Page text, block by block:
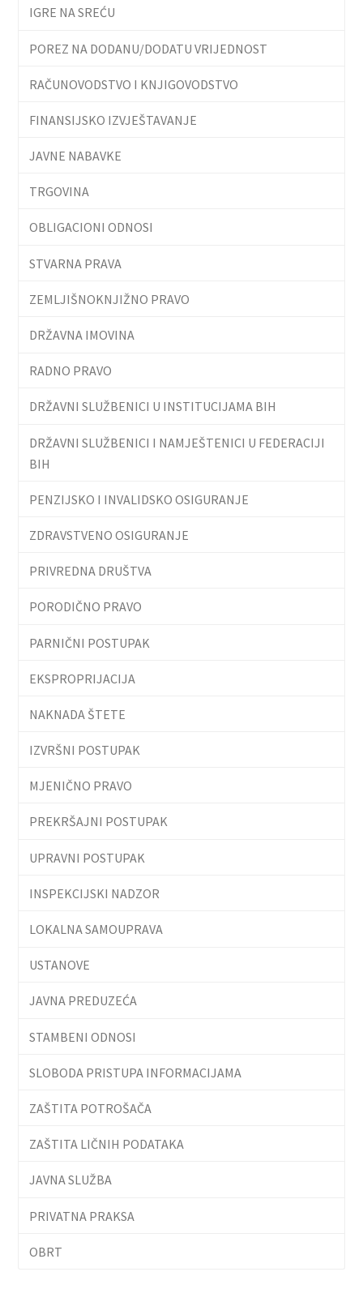
IGRE NA SREĆU
POREZ NA DODANU/DODATU VRIJEDNOST
RAČUNOVODSTVO I KNJIGOVODSTVO
FINANSIJSKO IZVJEŠTAVANJE
JAVNE NABAVKE
TRGOVINA
OBLIGACIONI ODNOSI
STVARNA PRAVA
ZEMLJIŠNOKNJIŽNO PRAVO
DRŽAVNA IMOVINA
RADNO PRAVO
DRŽAVNI SLUŽBENICI U INSTITUCIJAMA BIH
DRŽAVNI SLUŽBENICI I NAMJEŠTENICI U FEDERACIJI
BIH
PENZIJSKO I INVALIDSKO OSIGURANJE
ZDRAVSTVENO OSIGURANJE
PRIVREDNA DRUŠTVA
PORODIČNO PRAVO
PARNIČNI POSTUPAK
EKSPROPRIJACIJA
NAKNADA ŠTETE
IZVRŠNI POSTUPAK
MJENIČNO PRAVO
PREKRŠAJNI POSTUPAK
UPRAVNI POSTUPAK
INSPEKCIJSKI NADZOR
LOKALNA SAMOUPRAVA
USTANOVE
JAVNA PREDUZEĆA
STAMBENI ODNOSI
SLOBODA PRISTUPA INFORMACIJAMA
ZAŠTITA POTROŠAČA
ZAŠTITA LIČNIH PODATAKA
JAVNA SLUŽBA
PRIVATNA PRAKSA
OBRT